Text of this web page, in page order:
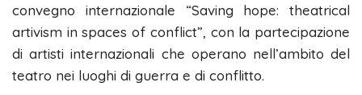
convegno internazionale “Saving hope: theatrical
artivism in spaces of conflict”, con la partecipazione
di artisti internazionali che operano nell’ambito del
teatro nei luoghi di guerra e di conflitto.